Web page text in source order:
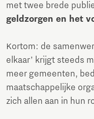
met twee brede
geldzorgen en het
Kortom: de
elkaar’ krijgt steeds
meer gemeenten,
maatschappelijke
zich allen aan in hun